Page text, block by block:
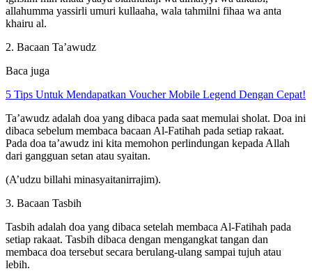
allahumma yassirli umuri kullaaha, wala tahmilni fihaa wa anta
khairu al.
2. Bacaan Ta’awudz
Baca juga
5 Tips Untuk Mendapatkan Voucher Mobile Legend Dengan Cepat!
Ta’awudz adalah doa yang dibaca pada saat memulai sholat. Doa ini
dibaca sebelum membaca bacaan Al-Fatihah pada setiap rakaat.
Pada doa ta’awudz ini kita memohon perlindungan kepada Allah
dari gangguan setan atau syaitan.
(A’udzu billahi minasyaitanirrajim).
3. Bacaan Tasbih
Tasbih adalah doa yang dibaca setelah membaca Al-Fatihah pada
setiap rakaat. Tasbih dibaca dengan mengangkat tangan dan
membaca doa tersebut secara berulang-ulang sampai tujuh atau
lebih.